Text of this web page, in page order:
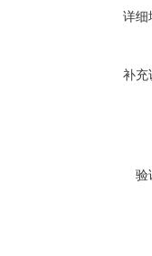
详细
补充
验